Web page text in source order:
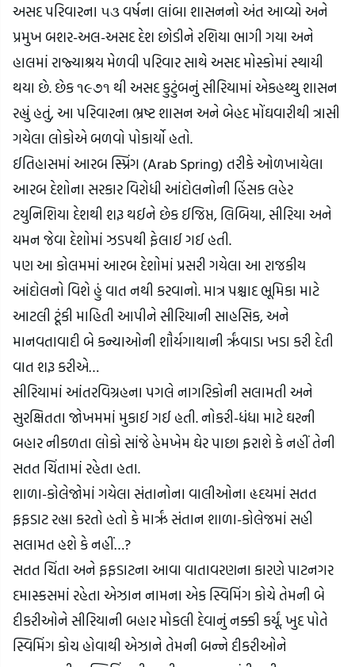
અસદ પરિવારના ૫૩ વર્ષના લાંબા શાસનનો અંત આવ્યો અને
પ્રમુખ બશર-અલ-અસદ દેશ છોડીને રશિયા ભાગી ગયા અને
હાલમાં રાજ્યાશ્રય મેળવી પરિવાર સાથે અસદ મોસ્કોમાં સ્થાયી
થયા છે. છેક ૧૯૭૧ થી અસદ કુટુંબનું સીરિયામાં એકહથ્થુ શાસન
રહ્યું હતું, આ પરિવારના ભ્રષ્ટ શાસન અને બેહદ મોંઘવારીથી ત્રાસી
ગયેલા લોકોએ બળવો પોકાર્યો હતો.
ઈતિહાસમાં આરબ સ્પ્રિંગ (Arab Spring) તરીકે ઓળખાયેલા
આરબ દેશોના સરકાર વિરોધી આંદોલનોની હિંસક લહેર
ટયુનિશિયા દેશથી શરૂ થઈને છેક ઈજિપ્ત, લિબિયા, સીરિયા અને
યમન જેવા દેશોમાં ઝડપથી ફેલાઈ ગઈ હતી.
પણ આ કોલમમાં આરબ દેશોમાં પ્રસરી ગયેલા આ રાજકીય
આંદોલનો વિશે હું વાત નથી કરવાનો. માત્ર પશ્ચાદ ભૂમિકા માટે
આટલી ટૂંકી માહિતી આપીને સીરિયાની સાહસિક, અને
માનવતાવાદી બે કન્યાઓની શૌર્યગાથાની રૃંવાડા ખડા કરી દેતી
વાત શરૂ કરીએ…
સીરિયામાં આંતરવિગ્રહના પગલે નાગરિકોની સલામતી અને
સુરક્ષિતતા જોખમમાં મુકાઈ ગઈ હતી. નોકરી-ધંધા માટે ઘરની
બહાર નીકળતા લોકો સાંજે હેમખેમ ઘેર પાછા ફરાશે કે નહીં તેની
સતત ચિંતામાં રહેતા હતા.
શાળા-કોલેજોમાં ગયેલા સંતાનોના વાલીઓના હૃદયમાં સતત
ફફડાટ રહ્યા કરતો હતો કે મારૃં સંતાન શાળા-કોલેજમાં સહી
સલામત હશે કે નહીં…?
સતત ચિંતા અને ફફડાટના આવા વાતાવરણના કારણે પાટનગર
દમાસ્કસમાં રહેતા એઝાન નામના એક સ્વિમિંગ કોચે તેમની બે
દીકરીઓને સીરિયાની બહાર મોકલી દેવાનું નક્કી કર્યૂં. ખુદ પોતે
સ્વિમિંગ કોચ હોવાથી એઝાને તેમની બન્ને દીકરીઓને